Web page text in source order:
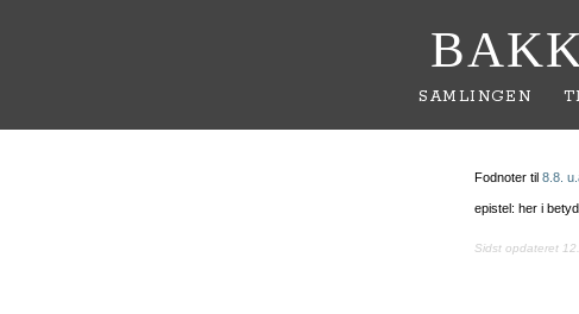
SAMLINGEN
Fodnoter til 8.8.
epistel: her i
Sidst opdateret